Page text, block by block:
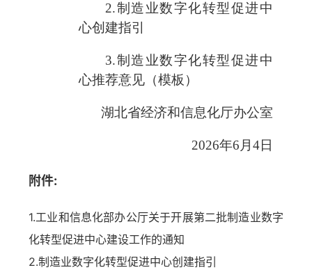
2.制造业数字化转型促进中
心创建指引
3.制造业数字化转型促进中
心推荐意见（模板）
湖北省经济和信息化厅办公室
2026年6月4日
附件:
1.工业和信息化部办公厅关于开展第二批制造业数字
化转型促进中心建设工作的通知
2.制造业数字化转型促进中心创建指引